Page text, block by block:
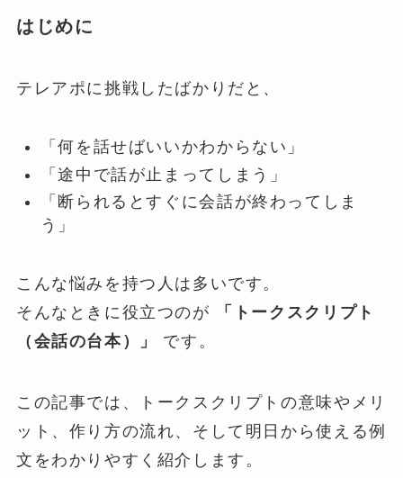
はじめに
テレアポに挑戦したばかりだと、
「何を話せばいいかわからない」
「途中で話が止まってしまう」
「断られるとすぐに会話が終わってしま
う」
こんな悩みを持つ人は多いです。
そんなときに役立つのが
「トークスクリプト
（会話の台本）」
です。
この記事では、トークスクリプトの意味やメリ
ット、作り方の流れ、そして明日から使える例
文をわかりやすく紹介します。